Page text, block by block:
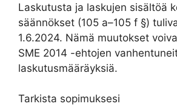
Laskutusta ja laskujen sisältöä
säännökset (105 a–105 f §)
1.6.2024. Nämä muutokset
SME 2014 -ehtojen
laskutusmääräyksiä.
Tarkista sopimuksesi